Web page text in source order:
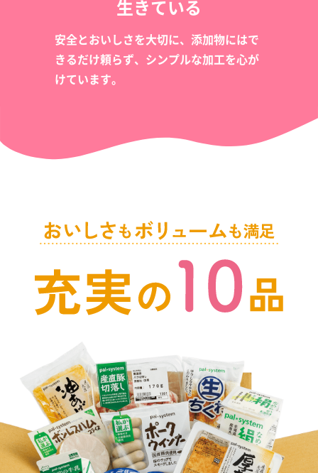
生きている
安全とおいしさを大切に、添加物にはで
きるだけ頼らず、シンプルな加工を心が
けています。